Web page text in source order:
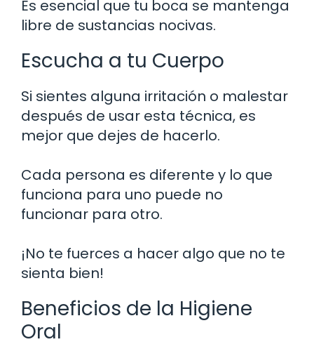
Es esencial que tu boca se mantenga
libre de sustancias nocivas.
Escucha a tu Cuerpo
Si sientes alguna irritación o malestar
después de usar esta técnica, es
mejor que dejes de hacerlo.
Cada persona es diferente y lo que
funciona para uno puede no
funcionar para otro.
¡No te fuerces a hacer algo que no te
sienta bien!
Beneficios de la Higiene
Oral